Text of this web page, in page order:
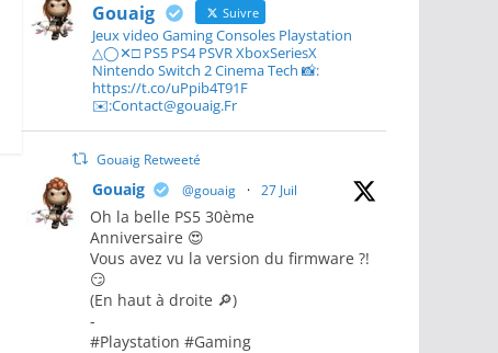
Gouaig Suivre
Jeux video Gaming Consoles Playstation
△◯✕□ PS5 PS4 PSVR XboxSeriesX
Nintendo Switch 2 Cinema Tech 📸:
https://t.co/uPpib4T91F
✉️:Contact@gouaig.Fr
Gouaig Retweeté
Gouaig @gouaig · 27 Juil
Oh la belle PS5 30ème
Anniversaire 😍
Vous avez vu la version du firmware ?!
😏
(En haut à droite 🔎)
-
#Playstation #Gaming